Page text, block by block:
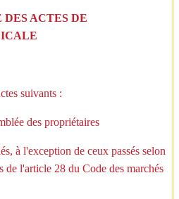
ACTES DE
suivants :
des propriétaires
à l'exception de ceux passés selon
de l'article 28 du Code des marchés